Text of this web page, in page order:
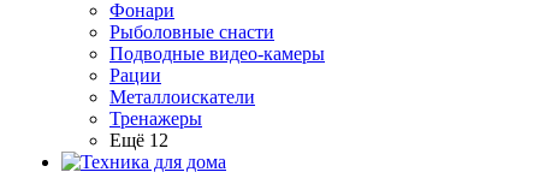
Фонари
Рыболовные снасти
Подводные видео-камеры
Рации
Металлоискатели
Тренажеры
Ещё 12